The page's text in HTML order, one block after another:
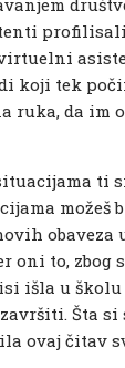
profilisali
koji tek
ruka, da im
ti
oni to, zbog
išla u
Šta
ovaj čitav